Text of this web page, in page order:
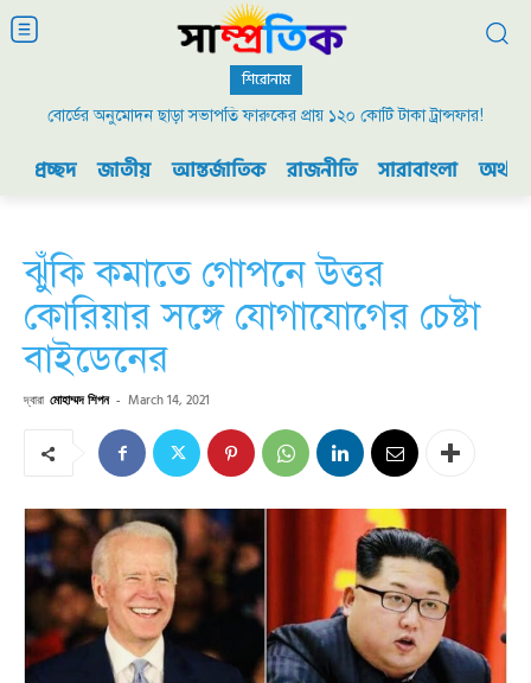
শিরোনাম
বোর্ডের অনুমোদন ছাড়া সভাপতি ফারুকের প্রায় ১২০ কোটি টাকা ট্রান্সফার!
প্রচ্ছদ জাতীয় আন্তর্জাতিক রাজনীতি সারাবাংলা
ঝুঁকি কমাতে গোপনে উত্তর
কোরিয়ার সঙ্গে যোগাযোগের চেষ্টা
বাইডেনের
দ্বারা মোহাম্মদ শিপন - March 14, 2021